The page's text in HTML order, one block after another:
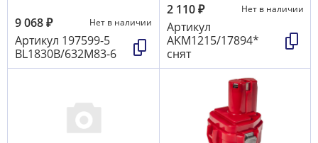
9 068₽ Нет в наличии
Артикул 197599-5
BL1830B/632M83-6
2 110₽ Нет в наличии
Артикул
AKM1215/17894*
снят